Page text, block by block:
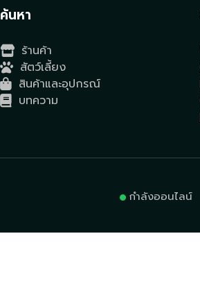
ค้นหา
ร้านค้า
สัตว์เลี้ยง
สินค้าและอุปกรณ์
บทความ
กำลังออนไลน์